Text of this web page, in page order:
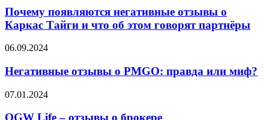
негативные
отзывы
о
Тайги
что
этом
партнёры
Почему появляются негативные отзывы о
Каркас Тайги и что об этом говорят партнёры
Негативные
о
PMGO:
правда
или
миф?
06.09.2024
Негативные отзывы о PMGO: правда или миф?
OGW
–
07.01.2024